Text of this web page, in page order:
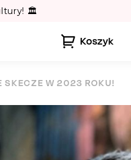
🏛️
Koszyk
SKECZE W 2023 ROKU!